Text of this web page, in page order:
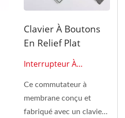
Clavier À Boutons
En Relief Plat
Interrupteur À
Ce commutateur à
membrane conçu et
fabriqué avec un clavier